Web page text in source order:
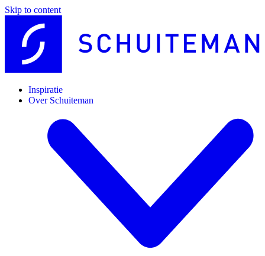
Skip to content
Inspiratie
Over Schuiteman